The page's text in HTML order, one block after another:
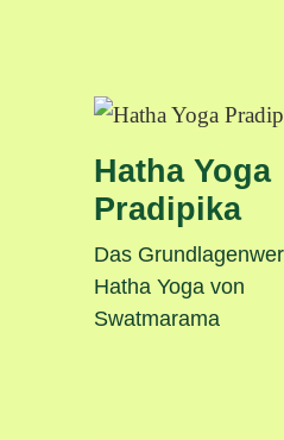
Hatha Yoga
Pradipika
Das
Hatha Yoga von
Swatmarama